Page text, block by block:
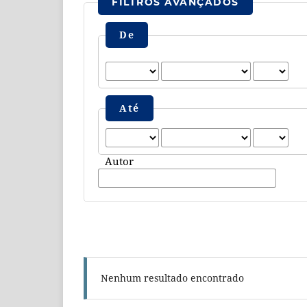
De
Até
Autor
Nenhum resultado encontrado